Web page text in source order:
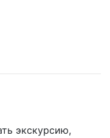
экскурсию,